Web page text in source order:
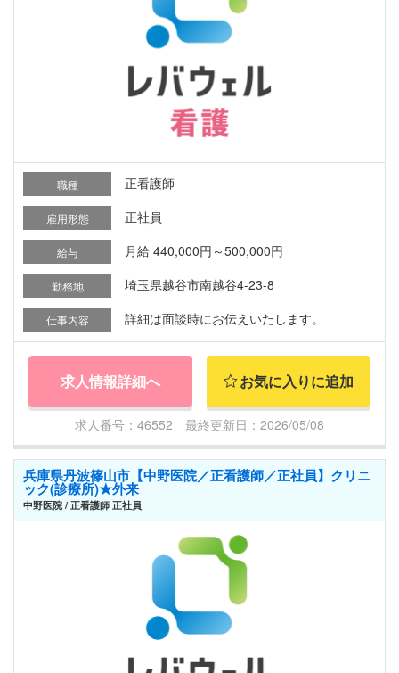
職種 正看護師
雇用形態 正社員
給与 月給 440,000円～500,000円
勤務地 埼玉県越谷市南越谷4-23-8
仕事内容 詳細は面談時にお伝えいたします。
求人情報詳細へ お気に入りに追加
求人番号：46552 最終更新日：2026/05/08
兵庫県丹波篠山市【中野医院／正看護師／正社員】クリニ
ック(診療所)★外来
中野医院 / 正看護師 正社員